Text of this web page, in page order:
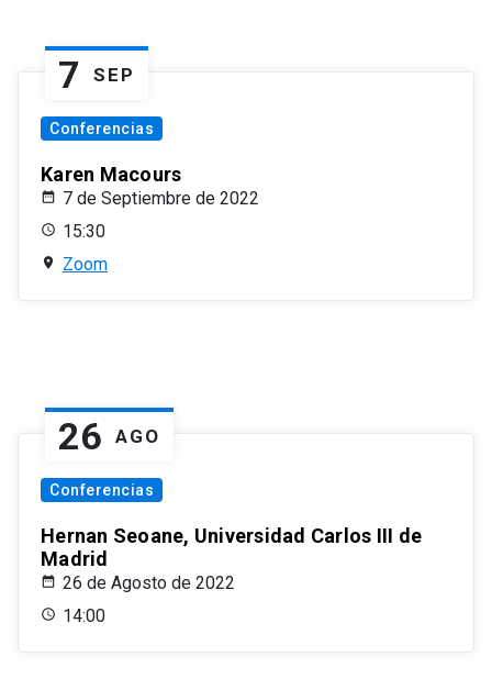
7 SEP
Conferencias
Karen Macours
7 de Septiembre de 2022
15:30
Zoom
26 AGO
Conferencias
Hernan Seoane, Universidad Carlos III de
Madrid
26 de Agosto de 2022
14:00